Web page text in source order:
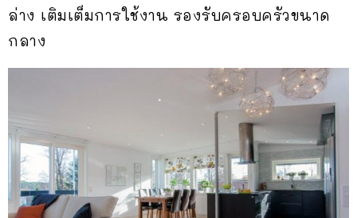
ล่าง เติมเต็มการใช้งาน รองรับครอบครัวขนาด
กลาง